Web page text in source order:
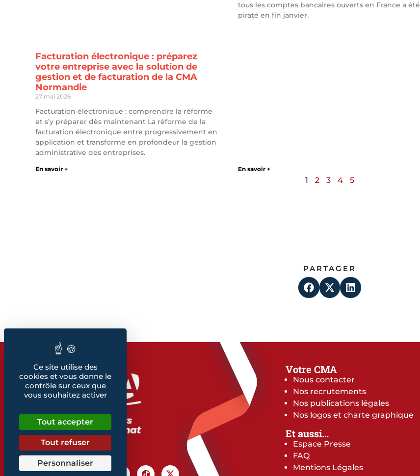
Facturation électronique : préparez
votre entreprise avec la solution de
gestion et de facturation de la CMA
Normandie
27 mai 2026
Facturation électronique : comprendre la réforme
et s’y préparer dès maintenant La réforme de la
facturation électronique entre progressivement en
application et transforme en profondeur la gestion
administrative des entreprises.
En savoir +
tous les comptes bancaires ouverts en France a été
piraté en fin janvier.
En savoir +
1 2 3 4 5
PARTAGER
Votre CMA
Nous contacter
Nos recrutements
Nos publications légales
Nos logos et charte graphique
Et aussi…
Espace Presse
FAQ
Mentions Légales
Ce site utilise des
cookies et vous donne le
contrôle sur ceux que
vous souhaitez activer
Tout accepter
Tout refuser
Personnaliser